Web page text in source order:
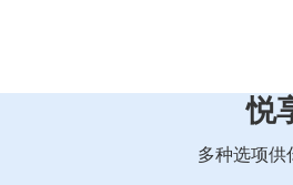
悦
多种选项供